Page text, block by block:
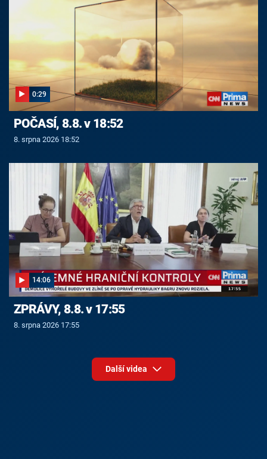
0:29
POČASÍ, 8.8. v 18:52
8. srpna 2026 18:52
14:06
ZPRÁVY, 8.8. v 17:55
8. srpna 2026 17:55
Další videa